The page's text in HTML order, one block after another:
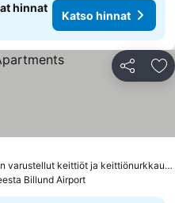
hinnat
Katso hinnat
Jaa
Hyvin varustellut keittiöt ja keittiönurkkaukset
Billund Airport